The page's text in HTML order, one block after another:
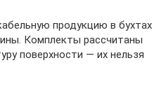
продукцию в бухтах
Комплекты рассчитаны
поверхности — их нельзя